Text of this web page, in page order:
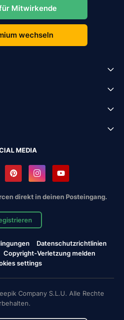
Mitwirkende
wechseln
MEDIA
direkt in deinen Posteingang.
Datenschutzrichtlinien
Copyright-Verletzung melden
settings
Company S.L.U. Alle Rechte